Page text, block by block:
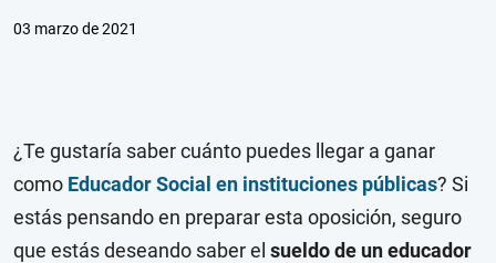
03 marzo de 2021
¿Te gustaría saber cuánto puedes llegar a ganar
como Educador Social en instituciones públicas? Si
estás pensando en preparar esta oposición, seguro
que estás deseando saber el sueldo de un educador